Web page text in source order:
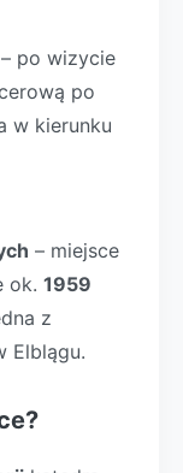
– po wizycie
po
w kierunku
– miejsce
ok. 1959
z
Elblągu.